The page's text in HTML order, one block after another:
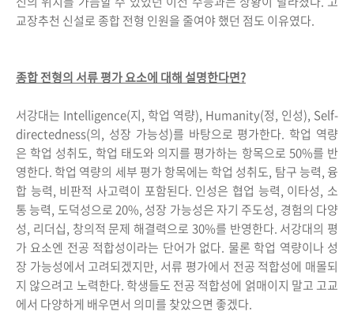
교장추천 신설로 종합 전형 인원을 줄여야 했던 점도 이유였다.
종합 전형의 서류 평가 요소에 대해 설명한다면?
서강대는 Intelligence(지, 학업 역량), Humanity(정, 인성), Self-
directedness(의, 성장 가능성)를 바탕으로 평가한다. 학업 역량
은 학업 성취도, 학업 태도와 의지를 평가하는 항목으로 50%를 반
영한다. 학업 역량의 세부 평가 항목에는 학업 성취도, 탐구 능력, 융
합 능력, 비판적 사고력이 포함된다. 인성은 협업 능력, 이타성, 소
통 능력, 도덕성으로 20%, 성장 가능성은 자기 주도성, 경험의 다양
성, 리더십, 창의적 문제 해결력으로 30%를 반영한다. 서강대의 평
가 요소엔 전공 적합성이라는 단어가 없다. 물론 학업 역량이나 성
장 가능성에서 고려되겠지만, 서류 평가에서 전공 적합성에 매몰되
지 않으려고 노력한다. 학생들도 전공 적합성에 얽매이지 말고 고교
에서 다양하게 배우면서 의미를 찾았으면 좋겠다.